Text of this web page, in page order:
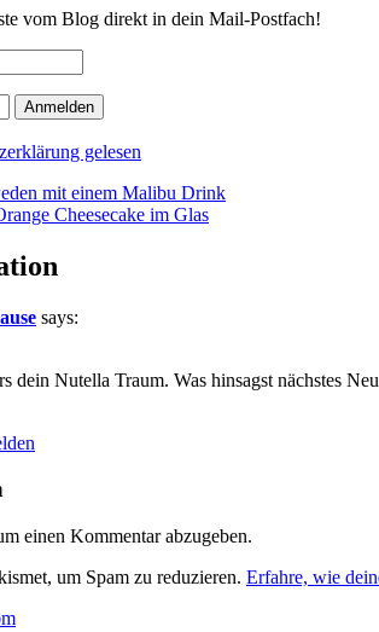
vom Blog direkt in dein Mail-Postfach!
gelesen
mit einem Malibu Drink
Cheesecake im Glas
says:
dein Nutella Traum. Was hinsagst nächstes
einen Kommentar abzugeben.
um Spam zu reduzieren. Erfahre, wie